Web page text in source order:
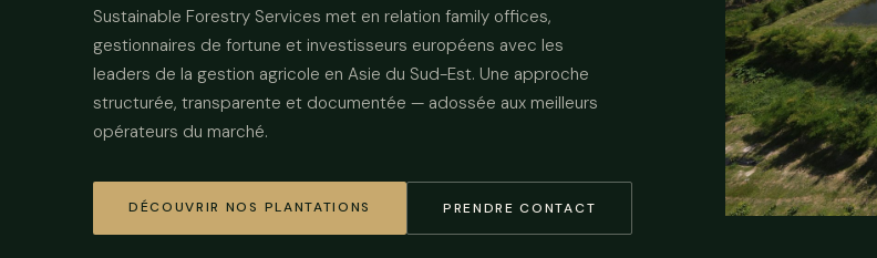
Sustainable Forestry Services met en relation family offices,
gestionnaires de fortune et investisseurs européens avec les
leaders de la gestion agricole en Asie du Sud-Est. Une approche
structurée, transparente et documentée — adossée aux meilleurs
opérateurs du marché.
DÉCOUVRIR NOS PLANTATIONS PRENDRE CONTACT